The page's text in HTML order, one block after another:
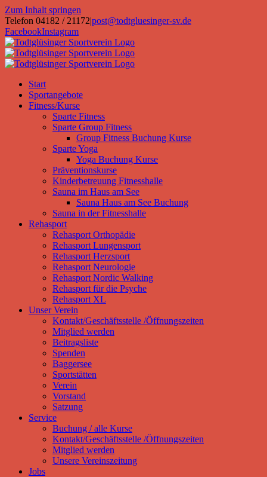
Zum Inhalt springen
Telefon 04182 / 21172|post@todtgluesinger-sv.de
FacebookInstagram
Start
Sportangebote
Fitness/Kurse
Sparte Fitness
Sparte Group Fitness
Group Fitness Buchung Kurse
Sparte Yoga
Yoga Buchung Kurse
Präventionskurse
Kinderbetreuung Fitnesshalle
Sauna im Haus am See
Sauna Haus am See Buchung
Sauna in der Fitnesshalle
Rehasport
Rehasport Orthopädie
Rehasport Lungensport
Rehasport Herzsport
Rehasport Neurologie
Rehasport Nordic Walking
Rehasport für die Psyche
Rehasport XL
Unser Verein
Kontakt/Geschäftsstelle /Öffnungszeiten
Mitglied werden
Beitragsliste
Spenden
Baggersee
Sportstätten
Verein
Vorstand
Satzung
Service
Buchung / alle Kurse
Kontakt/Geschäftsstelle /Öffnungszeiten
Mitglied werden
Unsere Vereinszeitung
Jobs